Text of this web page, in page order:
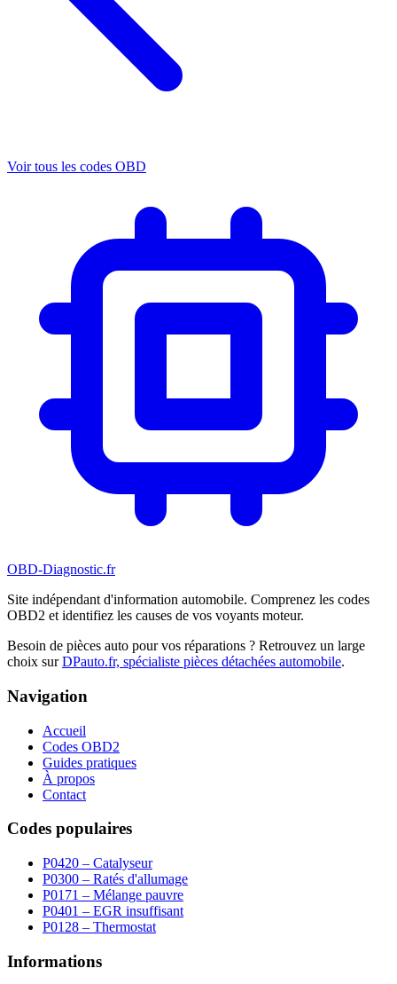
Voir tous les codes OBD
OBD-Diagnostic.fr
Site indépendant d'information automobile. Comprenez les codes
OBD2 et identifiez les causes de vos voyants moteur.
Besoin de pièces auto pour vos réparations ? Retrouvez un large
choix sur DPauto.fr, spécialiste pièces détachées automobile.
Navigation
Accueil
Codes OBD2
Guides pratiques
À propos
Contact
Codes populaires
P0420 – Catalyseur
P0300 – Ratés d'allumage
P0171 – Mélange pauvre
P0401 – EGR insuffisant
P0128 – Thermostat
Informations